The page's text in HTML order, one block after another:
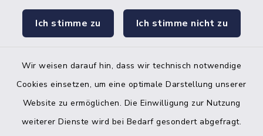
Ich stimme zu Ich stimme nicht zu
Wir weisen darauf hin, dass wir technisch notwendige
Cookies einsetzen, um eine optimale Darstellung unserer
Website zu ermöglichen. Die Einwilligung zur Nutzung
weiterer Dienste wird bei Bedarf gesondert abgefragt.
facebook
Bankverbindung der Amtskasse